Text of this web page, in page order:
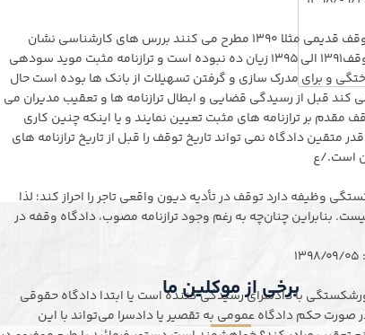
برخی از شرکت های تجاری درخواست صدور حکم ورشکستگی با تاریخ توقف قدیمی مثلا ۱۳۹۰ مطرح می کنند بررس های کارشناسی نشان
دهنده آن است که شرکت در سالهای موخر بر آن تاریخ مورد ادعا برای توقف۱۳۹۱ الی ۱۳۹۵ زیان ده نبوده است و ترازنامه مثبت موید سودهی
و برای مدرک سازی و گرفتن تسهیلات از بانک ها بوده است حال
قبل از رسیدگی قضایی و ابطال ترازنامه ها و تعقیب مدیران می
مقدم بر ترازنامه های مثبت تعیین نمایند و یا اینکه چنین کاری
دادگاه نمی تواند تاریخ توقف را قبل از تاریخ ترازنامه های
است./ع
حکم ورشکستگی وظیفه دارد توقف در تأدیه دیون واقعی تاجر را احراز کند؛ لذا
بنابراین چنان‌چه به رغم وجود ترازنامه مصوب، دادگاه وقفه در
با دادسرای رسیدگی کننده است یا ابتدا دادگاه حقوقی
صورت حکم دادگاه عمومی به تقصیر یا دادسرا می‌تواند با این
برخی از موکلین ما